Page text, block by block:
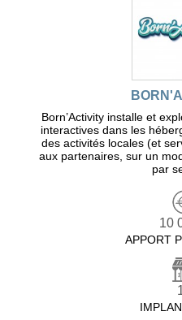
Born’Activity installe et
interactives dans les
des activités locales (et
aux partenaires, sur un
par
10
APPORT